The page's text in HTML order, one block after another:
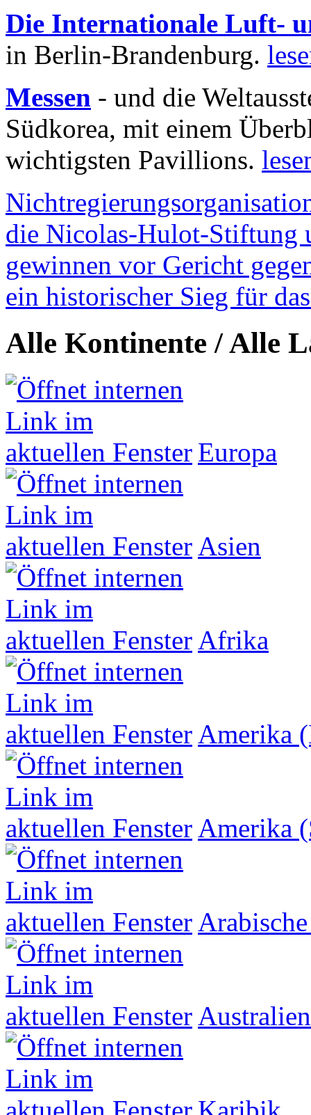
Die Internationale Luft-
in Berlin-Brandenburg.
Messen - und die
Südkorea, mit einem
wichtigsten Pavillions.
die Nicolas-Hulot-Stiftung
gewinnen vor Gericht
ein historischer Sieg für
Alle Kontinente / Alle
Europa
Asien
Afrika
Amerika
Amerika
Australien